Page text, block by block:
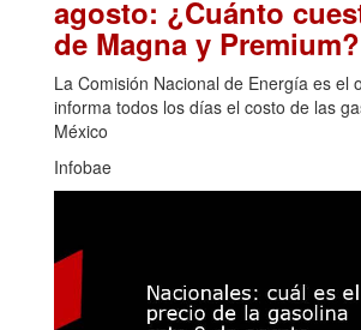
agosto: ¿Cuánto
de Magna y Premium?
La Comisión Nacional de Energía es el
informa todos los días el costo de las
México
Infobae